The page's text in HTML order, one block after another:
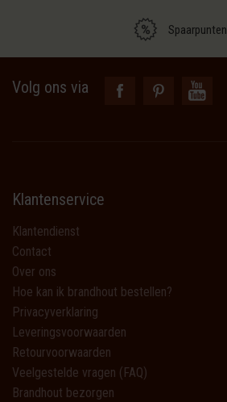
Spaarpunten
Volg ons via
Klantenservice
Klantendienst
Contact
Over ons
Hoe kan ik brandhout bestellen?
Privacyverklaring
Leveringsvoorwaarden
Retourvoorwaarden
Veelgestelde vragen (FAQ)
Brandhout bezorgen